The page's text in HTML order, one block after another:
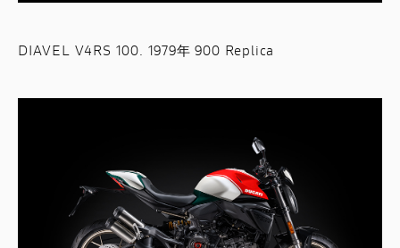
DIAVEL V4RS 100. 1979年 900 Replica